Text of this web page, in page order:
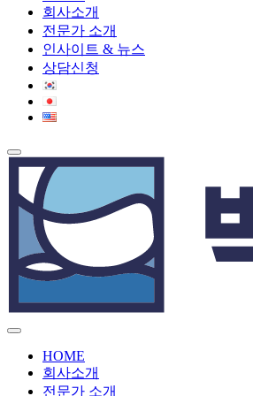
회사소개
전문가 소개
인사이트 & 뉴스
상담신청
HOME
회사소개
전문가 소개